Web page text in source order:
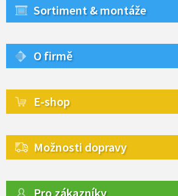
Sortiment & montáže
O firmě
E-shop
Možnosti dopravy
Pro zákazníky